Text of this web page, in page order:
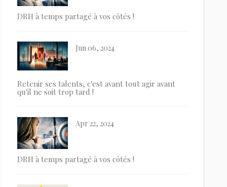
DRH à temps partagé à vos côtés !
Jun 06, 2024
Retenir ses talents, c'est avant tout agir avant
qu'il ne soit trop tard !
Apr 22, 2024
DRH à temps partagé à vos côtés !